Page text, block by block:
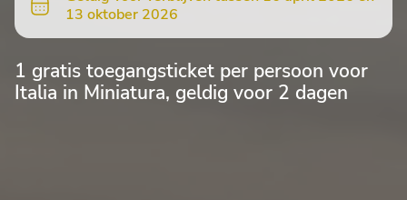
13 oktober 2026
1 gratis toegangsticket per persoon voor
Italia in Miniatura, geldig voor 2 dagen